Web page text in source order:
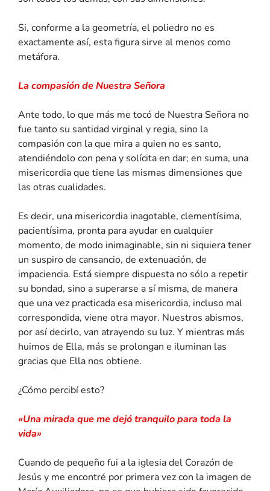
Si, conforme a la geometría, el poliedro no es
exactamente así, esta figura sirve al menos como
metáfora.
La compasión de Nuestra Señora
Ante todo, lo que más me tocó de Nuestra Señora no
fue tanto su santidad virginal y regia, sino la
compasión con la que mira a quien no es santo,
atendiéndolo con pena y solícita en dar; en suma, una
misericordia que tiene las mismas dimensiones que
las otras cualidades.
Es decir, una misericordia inagotable, clementísima,
pacientísima, pronta para ayudar en cualquier
momento, de modo inimaginable, sin ni siquiera tener
un suspiro de cansancio, de extenuación, de
impaciencia. Está siempre dispuesta no sólo a repetir
su bondad, sino a superarse a sí misma, de manera
que una vez practicada esa misericordia, incluso mal
correspondida, viene otra mayor. Nuestros abismos,
por así decirlo, van atrayendo su luz. Y mientras más
huimos de Ella, más se prolongan e iluminan las
gracias que Ella nos obtiene.
¿Cómo percibí esto?
«Una mirada que me dejó tranquilo para toda la
vida»
Cuando de pequeño fui a la iglesia del Corazón de
Jesús y me encontré por primera vez con la imagen de